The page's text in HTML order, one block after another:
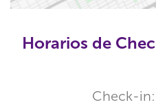
Horarios de
Check-